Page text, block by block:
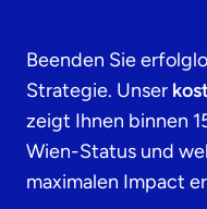
Beenden Sie
Strategie. Unser
zeigt Ihnen binnen
Wien-Status und
maximalen Impact